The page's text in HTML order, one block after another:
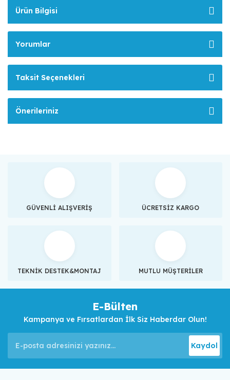
Ürün Bilgisi
Yorumlar
Taksit Seçenekleri
Önerileriniz
GÜVENLİ ALIŞVERİŞ ÜCRETSİZ KARGO
TEKNİK DESTEK&MONTAJ MUTLU MÜŞTERİLER
E-Bülten
Kampanya ve Fırsatlardan İlk Siz Haberdar Olun!
Kaydol